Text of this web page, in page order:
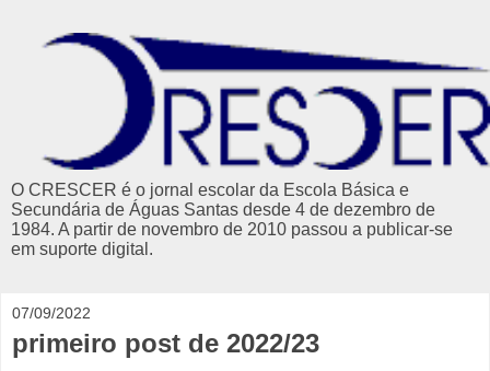
O CRESCER é o jornal escolar da Escola Básica e
Secundária de Águas Santas desde 4 de dezembro de
1984. A partir de novembro de 2010 passou a publicar-se
em suporte digital.
07/09/2022
primeiro post de 2022/23